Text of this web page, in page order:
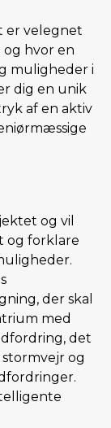
er velegnet
hvor en
muligheder i
dig en unik
af en aktiv
og vil
og forklare
der skal
med
det
og